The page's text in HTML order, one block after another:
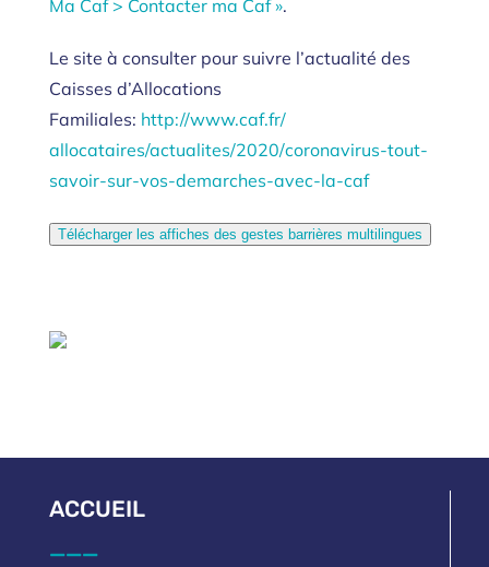
Ma Caf > Contacter ma Caf ».
Le site à consulter pour suivre l’actualité des
Caisses d’Allocations
Familiales: http://www.caf.fr/
allocataires/actualites/2020/coronavirus-tout-
savoir-sur-vos-demarches-avec-la-caf
Télécharger les affiches des gestes barrières multilingues
ACCUEIL
___